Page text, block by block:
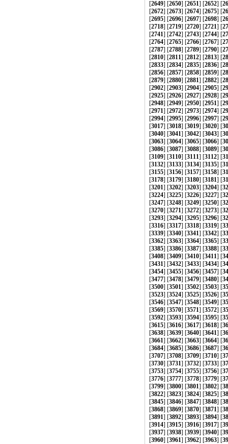
[2649] [2650] [2651] [2652] [
[2672] [2673] [2674] [2675] [
[2695] [2696] [2697] [2698] [
[2718] [2719] [2720] [2721] [
[2741] [2742] [2743] [2744] [
[2764] [2765] [2766] [2767] [
[2787] [2788] [2789] [2790] [
[2810] [2811] [2812] [2813] [
[2833] [2834] [2835] [2836] [
[2856] [2857] [2858] [2859] [
[2879] [2880] [2881] [2882] [
[2902] [2903] [2904] [2905] [
[2925] [2926] [2927] [2928] [
[2948] [2949] [2950] [2951] [
[2971] [2972] [2973] [2974] [
[2994] [2995] [2996] [2997] [
[3017] [3018] [3019] [3020] [
[3040] [3041] [3042] [3043] [
[3063] [3064] [3065] [3066] [
[3086] [3087] [3088] [3089] [
[3109] [3110] [3111] [3112] [
[3132] [3133] [3134] [3135] [
[3155] [3156] [3157] [3158] [
[3178] [3179] [3180] [3181] [
[3201] [3202] [3203] [3204] [
[3224] [3225] [3226] [3227] [
[3247] [3248] [3249] [3250] [
[3270] [3271] [3272] [3273] [
[3293] [3294] [3295] [3296] [
[3316] [3317] [3318] [3319] [
[3339] [3340] [3341] [3342] [
[3362] [3363] [3364] [3365] [
[3385] [3386] [3387] [3388] [
[3408] [3409] [3410] [3411] [
[3431] [3432] [3433] [3434] [
[3454] [3455] [3456] [3457] [
[3477] [3478] [3479] [3480] [
[3500] [3501] [3502] [3503] [
[3523] [3524] [3525] [3526] [
[3546] [3547] [3548] [3549] [
[3569] [3570] [3571] [3572] [
[3592] [3593] [3594] [3595] [
[3615] [3616] [3617] [3618] [
[3638] [3639] [3640] [3641] [
[3661] [3662] [3663] [3664] [
[3684] [3685] [3686] [3687] [
[3707] [3708] [3709] [3710] [
[3730] [3731] [3732] [3733] [
[3753] [3754] [3755] [3756] [
[3776] [3777] [3778] [3779] [
[3799] [3800] [3801] [3802] [
[3822] [3823] [3824] [3825] [
[3845] [3846] [3847] [3848] [
[3868] [3869] [3870] [3871] [
[3891] [3892] [3893] [3894] [
[3914] [3915] [3916] [3917] [
[3937] [3938] [3939] [3940] [
[3960] [3961] [3962] [3963] [